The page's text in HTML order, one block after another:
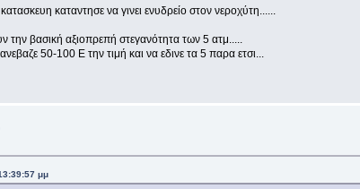
καταντησε να γινει ενυδρείο στον νεροχύτη......
την βασική αξιοπρεπή στεγανότητα των 5 ατμ.....
50-100 Ε την τιμή και να εδινε τα 5 παρα ετσι...
μμ